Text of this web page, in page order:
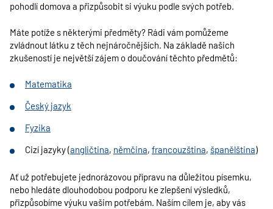
pohodlí domova a přizpůsobit si výuku podle svých potřeb.
Máte potíže s některými předměty? Rádi vám pomůžeme
zvládnout látku z těch nejnáročnějších. Na základě našich
zkušeností je největší zájem o doučování těchto předmětů:
Matematika
Český jazyk
Fyzika
Cizí jazyky (angličtina, němčina, francouzština, španělština)
Ať už potřebujete jednorázovou přípravu na důležitou písemku,
nebo hledáte dlouhodobou podporu ke zlepšení výsledků,
přizpůsobíme výuku vašim potřebám. Naším cílem je, aby vás